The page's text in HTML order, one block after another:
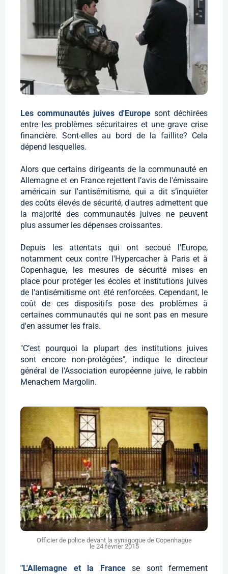
Les communautés juives d'Europe sont déchirées
entre les problèmes sécuritaires et une grave crise
financière. Sont-elles au bord de la faillite? Cela
dépend lesquelles.
Alors que certains dirigeants de la communauté en
Allemagne et en France rejettent l’avis de l'émissaire
américain sur l'antisémitisme, qui a dit s’inquiéter
des coûts élevés de sécurité, d'autres admettent que
la majorité des communautés juives ne peuvent
plus assumer les dépenses croissantes.
Depuis les attentats qui ont secoué l'Europe,
notamment ceux contre l'Hypercacher à Paris et à
Copenhague, les mesures de sécurité mises en
place pour protéger les écoles et institutions juives
de l'antisémitisme ont été renforcées. Cependant, le
coût de ces dispositifs pose des problèmes à
certaines communautés qui ne sont pas en mesure
d'en assumer les frais.
"C’est pourquoi la plupart des institutions juives
sont encore non-protégées", indique le directeur
général de l'Association européenne juive, le rabbin
Menachem Margolin.
Officier de police devant la synagogue de Copenhague
le 24 février 2015
"L'Allemagne et la France se sont fermement